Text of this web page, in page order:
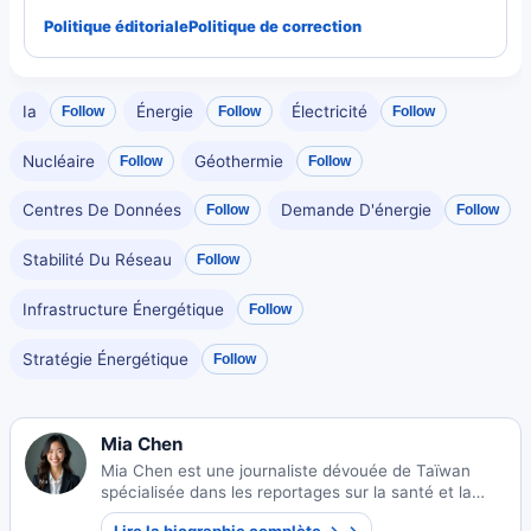
Politique éditorialePolitique de correction
Ia Follow Énergie Follow Électricité Follow
Nucléaire Follow Géothermie Follow
Centres De Données Follow Demande D'énergie Follow
Stabilité Du Réseau Follow
Infrastructure Énergétique Follow
Stratégie Énergétique Follow
Mia Chen
Mia Chen est une journaliste dévouée de Taïwan
spécialisée dans les reportages sur la santé et la
sécurité publique. Son travail se concentre sur